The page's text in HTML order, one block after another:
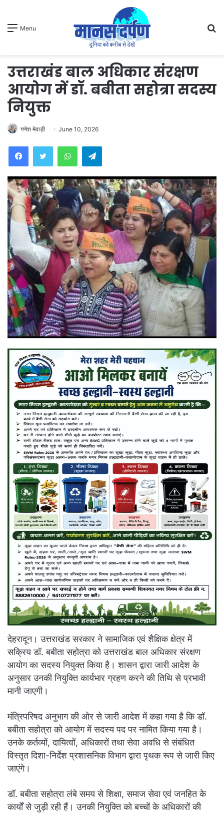
Menu
उत्तराखंड बाल अधिकार संरक्षण
आयोग में डॉ. बबीता सहोत्रा सदस्य
नियुक्त
गणेश मेवाड़ी June 10, 2026
WhatsAppTelegram
देहरादून। उत्तराखंड सरकार ने सामाजिक एवं शैक्षिक क्षेत्र में
सक्रिय डॉ. बबीता सहोत्रा को उत्तराखंड बाल अधिकार संरक्षण
आयोग का सदस्य नियुक्त किया है। शासन द्वारा जारी आदेश के
अनुसार उनकी नियुक्ति कार्यभार ग्रहण करने की तिथि से प्रभावी
मानी जाएगी।
मंत्रिपरिषद अनुभाग की ओर से जारी आदेश में कहा गया है कि डॉ.
बबीता सहोत्रा को आयोग में सदस्य पद पर नामित किया गया है।
उनके कर्तव्यों, दायित्वों, अधिकारों तथा सेवा अवधि से संबंधित
विस्तृत दिशा-निर्देश प्रशासनिक विभाग द्वारा पृथक रूप से जारी किए
जाएंगे।
डॉ. बबीता सहोत्रा लंबे समय से शिक्षा, समाज सेवा एवं जनहित के
कार्यों से जुड़ी रही हैं। उनकी नियुक्ति को बच्चों के अधिकारों की